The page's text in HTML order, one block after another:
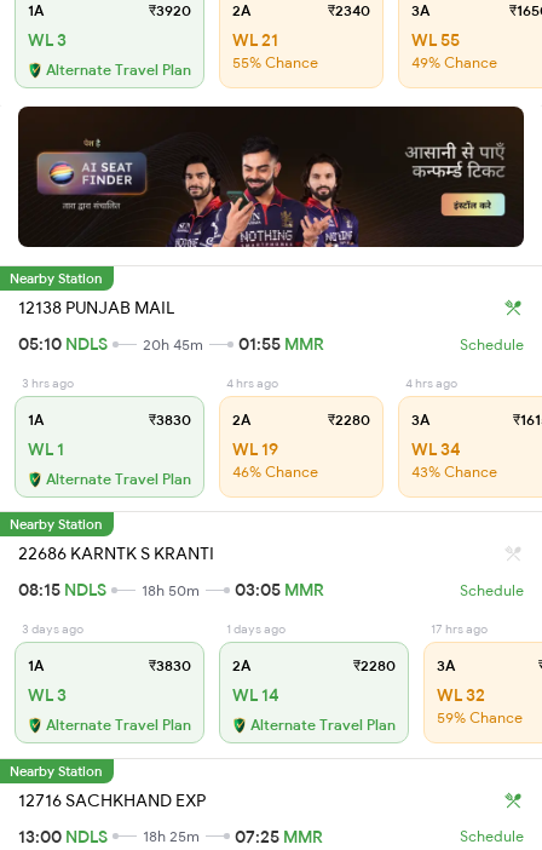
1A ₹3920
WL 3
Alternate Travel Plan
2A ₹2340
WL 21
55% Chance
3A
WL 55
49% Chance
Nearby Station
12138 PUNJAB MAIL
05:10 NDLS 20h 45m 01:55 MMR Schedule
3 hrs ago
1A ₹3830
WL 1
Alternate Travel Plan
4 hrs ago
2A ₹2280
WL 19
46% Chance
4 hrs ago
3A
WL 34
43% Chance
Nearby Station
22686 KARNTK S KRANTI
08:15 NDLS 18h 50m 03:05 MMR Schedule
3 days ago
1A ₹3830
WL 3
Alternate Travel Plan
1 days ago
2A ₹2280
WL 14
Alternate Travel Plan
17 hrs ago
3A
WL 32
59% Chance
Nearby Station
12716 SACHKHAND EXP
13:00 NDLS 18h 25m 07:25 MMR Schedule